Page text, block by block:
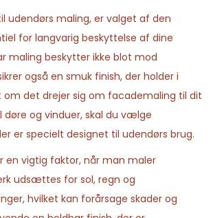
n
udendørs maling, er valget af den
for langvarig beskyttelse af dine
maling beskytter ikke blot mod
også en smuk finish, der holder i
om det drejer sig om facademaling til dit
døre og vinduer, skal du vælge
er specielt designet til udendørs brug.
en vigtig faktor, når man maler
udsættes for sol, regn og
hvilket kan forårsage skader og